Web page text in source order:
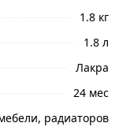
Наши
заказ и
доставки
1.8 кг
1.8 л
Лакра
24 мес
радиаторов